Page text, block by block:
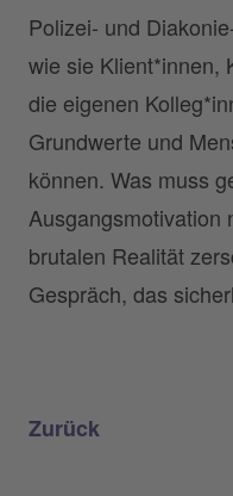
Polizei- und
wie sie Klient*innen,
die eigenen
Grundwerte und
können. Was muss
Ausgangsmotivation
brutalen Realität
Gespräch, das
Zurück